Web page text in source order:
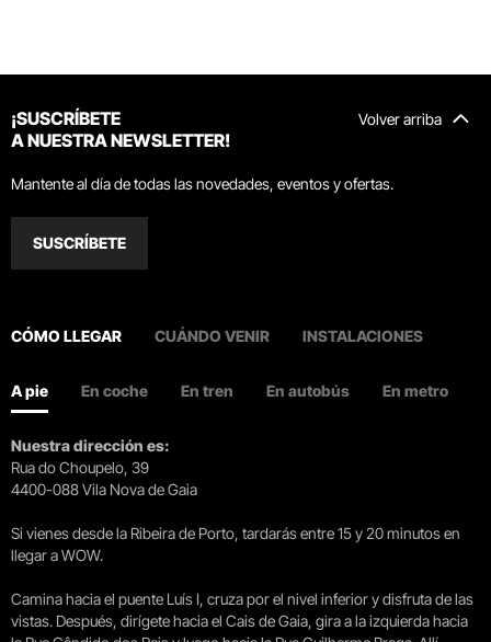
Volver arriba
¡SUSCRÍBETE
A NUESTRA NEWSLETTER!
Mantente al día de todas las novedades, eventos y ofertas.
SUSCRÍBETE
CÓMO LLEGAR CUÁNDO VENIR INSTALACIONES
A pie En coche En tren En autobús En metro
Nuestra dirección es:
Rua do Choupelo, 39
4400-088 Vila Nova de Gaia
Si vienes desde la Ribeira de Porto, tardarás entre 15 y 20 minutos en
llegar a WOW.
Camina hacia el puente Luís I, cruza por el nivel inferior y disfruta de las
vistas. Después, dirígete hacia el Cais de Gaia, gira a la izquierda hacia